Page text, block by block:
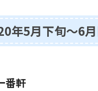
年5月下旬〜6
番軒